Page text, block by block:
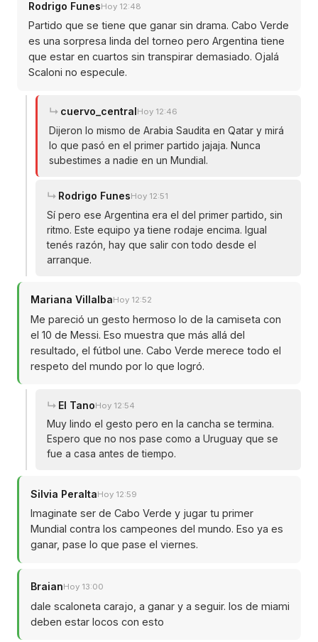
Rodrigo FunesHoy 12:48
Partido que se tiene que ganar sin drama. Cabo Verde
es una sorpresa linda del torneo pero Argentina tiene
que estar en cuartos sin transpirar demasiado. Ojalá
Scaloni no especule.
cuervo_centralHoy 12:46
Dijeron lo mismo de Arabia Saudita en Qatar y mirá
lo que pasó en el primer partido jajaja. Nunca
subestimes a nadie en un Mundial.
Rodrigo FunesHoy 12:51
Sí pero ese Argentina era el del primer partido, sin
ritmo. Este equipo ya tiene rodaje encima. Igual
tenés razón, hay que salir con todo desde el
arranque.
Mariana VillalbaHoy 12:52
Me pareció un gesto hermoso lo de la camiseta con
el 10 de Messi. Eso muestra que más allá del
resultado, el fútbol une. Cabo Verde merece todo el
respeto del mundo por lo que logró.
El TanoHoy 12:54
Muy lindo el gesto pero en la cancha se termina.
Espero que no nos pase como a Uruguay que se
fue a casa antes de tiempo.
Silvia PeraltaHoy 12:59
Imaginate ser de Cabo Verde y jugar tu primer
Mundial contra los campeones del mundo. Eso ya es
ganar, pase lo que pase el viernes.
BraianHoy 13:00
dale scaloneta carajo, a ganar y a seguir. los de miami
deben estar locos con esto